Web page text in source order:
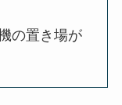
の置き場が